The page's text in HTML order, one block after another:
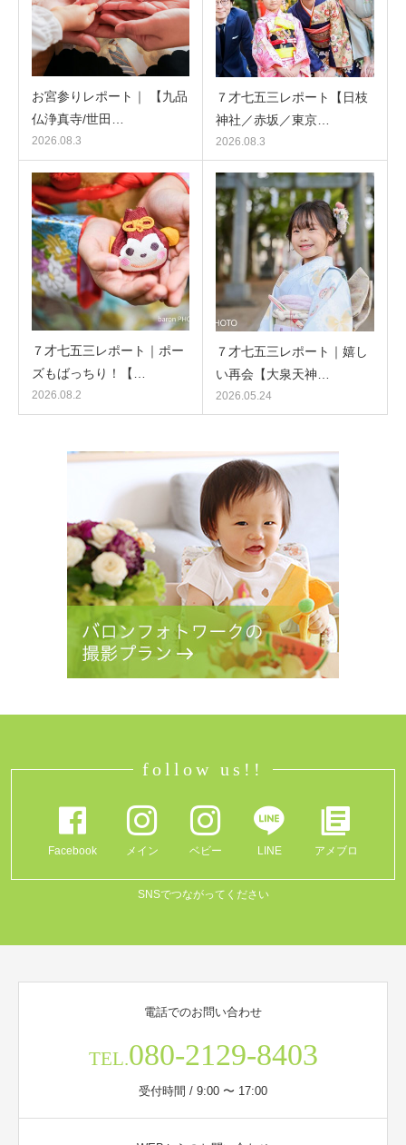
お宮参りレポート｜ 【九品
仏浄真寺/世田…
2026.08.3
７才七五三レポート【日枝
神社／赤坂／東京…
2026.08.3
７才七五三レポート｜ポー
ズもばっちり！【…
2026.08.2
７才七五三レポート｜嬉し
い再会【大泉天神…
2026.05.24
follow us!!
Facebook メイン ベビー LINE アメブロ
SNSでつながってください
電話でのお問い合わせ
TEL.080-2129-8403
受付時間 / 9:00 〜 17:00